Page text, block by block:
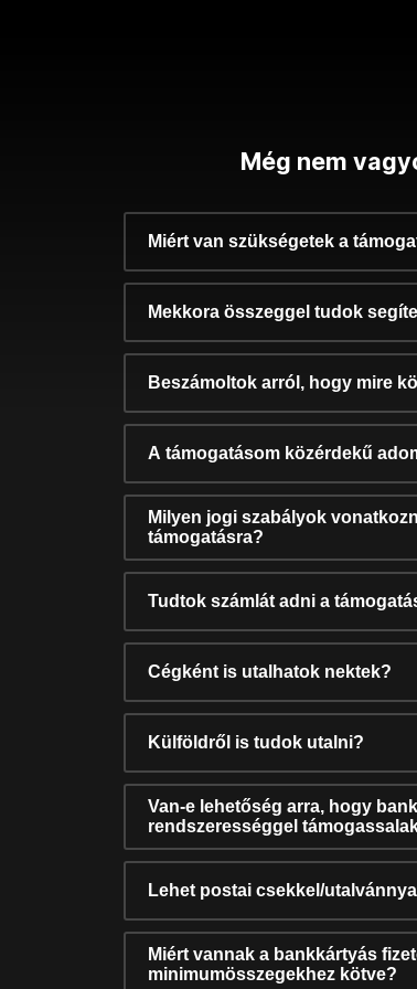
Még nem
Miért van szükségetek a
Mekkora összeggel tudok
Beszámoltok arról, hogy mire
A támogatásom közérdekű
Milyen jogi szabályok
támogatásra?
Tudtok számlát adni a
Cégként is utalhatok nektek?
Külföldről is tudok utalni?
Van-e lehetőség arra, hogy
rendszerességgel
Lehet postai csekkel/
Miért vannak a bankkártyás
minimumösszegekhez kötve?